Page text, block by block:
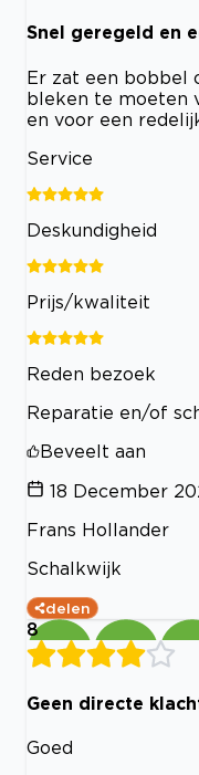
Snel geregeld en
Er zat een bobbel
bleken te moeten
en voor een
Service
Deskundigheid
Prijs/kwaliteit
Reden bezoek
Reparatie en/of
Beveelt aan
18 December
Frans Hollander
Schalkwijk
delen
8
Geen directe
Goed